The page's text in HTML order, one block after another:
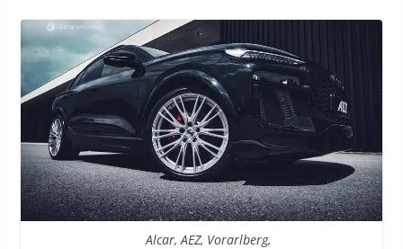
Alcar, AEZ, Vorarlberg,